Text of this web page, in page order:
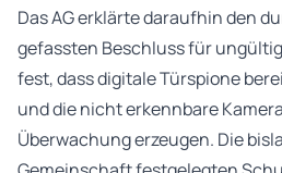
Das AG erklärte daraufhin den
gefassten Beschluss für
fest, dass digitale Türspione
und die nicht erkennbare
Überwachung erzeugen. Die